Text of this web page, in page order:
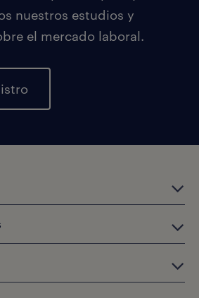
nuestros estudios y
el mercado laboral.